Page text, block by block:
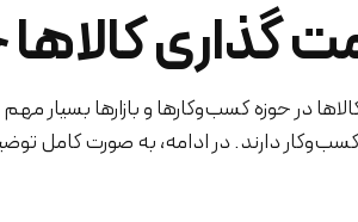
گذاری
در حوزه کسب‌وکارها و بازارها بسیار
دارند. در ادامه، به صورت کامل